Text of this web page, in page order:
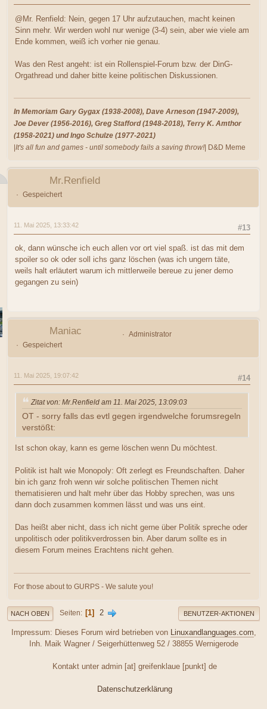
@Mr. Renfield: Nein, gegen 17 Uhr aufzutauchen, macht keinen
Sinn mehr. Wir werden wohl nur wenige (3-4) sein, aber wie viele am
Ende kommen, weiß ich vorher nie genau.
Was den Rest angeht: ist ein Rollenspiel-Forum bzw. der DinG-
Orgathread und daher bitte keine politischen Diskussionen.
In Memoriam Gary Gygax (1938-2008), Dave Arneson (1947-2009),
Joe Dever (1956-2016), Greg Stafford (1948-2018), Terry K. Amthor
(1958-2021) und Ingo Schulze (1977-2021)
It's all fun and games - until somebody fails a saving throw! | D&D Meme
Mr.Renfield
Gespeichert
#13
11. Mai 2025, 13:33:42
ok, dann wünsche ich euch allen vor ort viel spaß. ist das mit dem
spoiler so ok oder soll ichs ganz löschen (was ich ungern täte,
weils halt erläutert warum ich mittlerweile bereue zu jener demo
gegangen zu sein)
Maniac
Administrator
Gespeichert
#14
11. Mai 2025, 19:07:42
Zitat von: Mr.Renfield am 11. Mai 2025, 13:09:03
OT - sorry falls das evtl gegen irgendwelche forumsregeln
verstößt:
Ist schon okay, kann es gerne löschen wenn Du möchtest.
Politik ist halt wie Monopoly: Oft zerlegt es Freundschaften. Daher
bin ich ganz froh wenn wir solche politischen Themen nicht
thematisieren und halt mehr über das Hobby sprechen, was uns
dann doch zusammen kommen lässt und was uns eint.
Das heißt aber nicht, dass ich nicht gerne über Politik spreche oder
unpolitisch oder politikverdrossen bin. Aber darum sollte es in
diesem Forum meines Erachtens nicht gehen.
For those about to GURPS - We salute you!
NACH OBEN Seiten 1 2 BENUTZER-AKTIONEN
Impressum: Dieses Forum wird betrieben von Linuxandlanguages.com
Inh. Maik Wagner / Seigerhüttenweg 52 / 38855 Wernigerode
Kontakt unter admin [at] greifenklaue [punkt] de
Datenschutzerklärung